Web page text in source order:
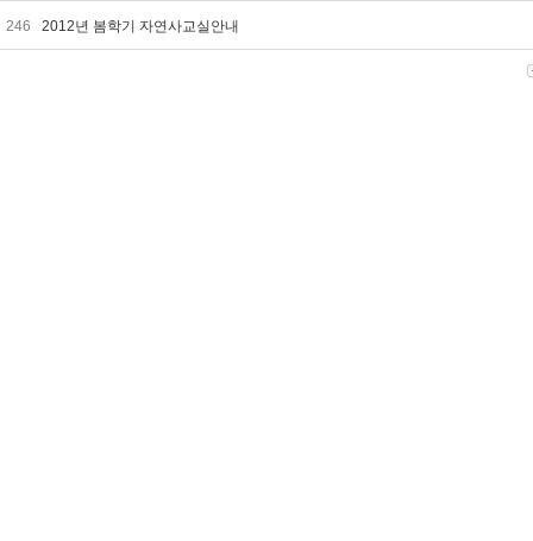
246 2012년 봄학기 자연사교실안내